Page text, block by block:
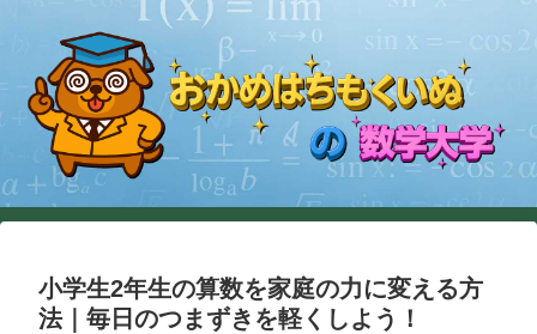
小学生2年生の算数を家庭の力に変える方
法｜毎日のつまずきを軽くしよう！